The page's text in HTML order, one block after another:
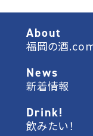
About
福岡の酒
News
新着情報
Drink!
飲みたい！